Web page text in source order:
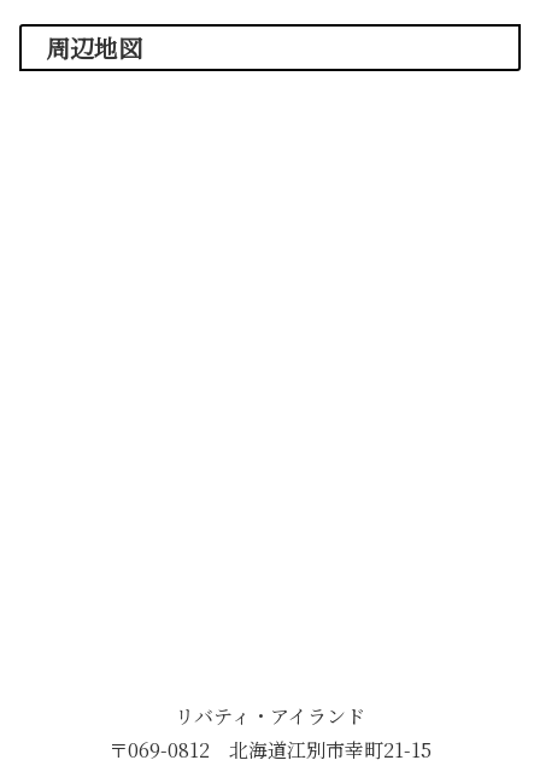
周辺地図
リバティ・アイランド
〒069-0812 北海道江別市幸町21-15